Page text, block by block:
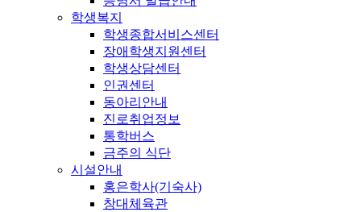
학생복지
학생종합서비스센터
장애학생지원센터
학생상담센터
인권센터
동아리안내
진로취업정보
통학버스
금주의 식단
시설안내
홍은학사(기숙사)
창대체육관